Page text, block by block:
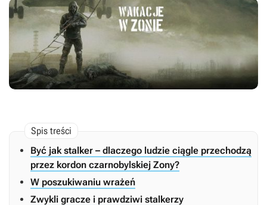
Być jak stalker – dlaczego ludzie ciągle przechodzą
przez kordon czarnobylskiej Zony?
W poszukiwaniu wrażeń
Zwykli gracze i prawdziwi stalkerzy